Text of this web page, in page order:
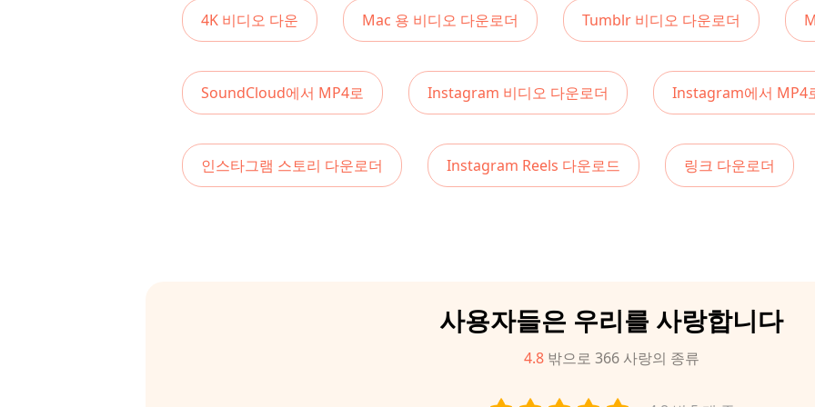
4K 비디오 다운 Mac 용 비디오 다운로더 Tumblr 비디오 다운로더
SoundCloud에서 MP4로 Instagram 비디오 다운로더 Instagram에서 MP4
인스타그램 스토리 다운로더 Instagram Reels 다운로드 링크 다운로더
사용자들은 우리를 사랑합니다
4.8밖으로 366사랑의 종류